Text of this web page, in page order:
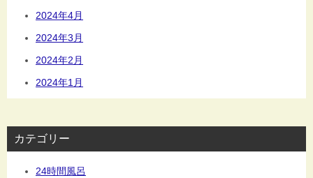
2024年4月
2024年3月
2024年2月
2024年1月
カテゴリー
24時間風呂